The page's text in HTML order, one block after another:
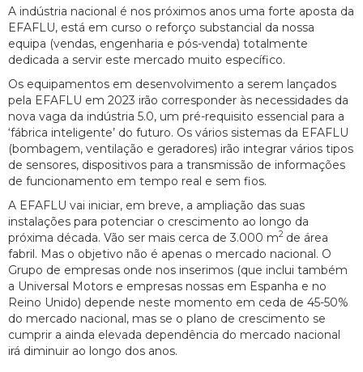
A indústria nacional é nos próximos anos uma forte aposta da
EFAFLU, está em curso o reforço substancial da nossa
equipa (vendas, engenharia e pós-venda) totalmente
dedicada a servir este mercado muito específico.
Os equipamentos em desenvolvimento a serem lançados
pela EFAFLU em 2023 irão corresponder às necessidades da
nova vaga da indústria 5.0, um pré-requisito essencial para a
‘fábrica inteligente’ do futuro. Os vários sistemas da EFAFLU
(bombagem, ventilação e geradores) irão integrar vários tipos
de sensores, dispositivos para a transmissão de informações
de funcionamento em tempo real e sem fios.
A EFAFLU vai iniciar, em breve, a ampliação das suas
instalações para potenciar o crescimento ao longo da
próxima década. Vão ser mais cerca de 3.000 m2 de área
fabril. Mas o objetivo não é apenas o mercado nacional. O
Grupo de empresas onde nos inserimos (que inclui também
a Universal Motors e empresas nossas em Espanha e no
Reino Unido) depende neste momento em ceda de 45-50%
do mercado nacional, mas se o plano de crescimento se
cumprir a ainda elevada dependência do mercado nacional
irá diminuir ao longo dos anos.